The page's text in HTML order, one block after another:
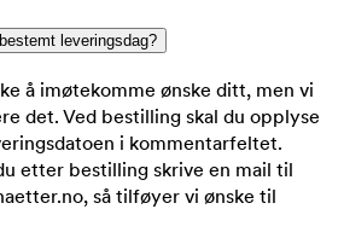
leveringsdag?
å imøtekomme ønske ditt, men vi
det. Ved bestilling skal du opplyse
i kommentarfeltet.
etter bestilling skrive en mail til
så tilføyer vi ønske til